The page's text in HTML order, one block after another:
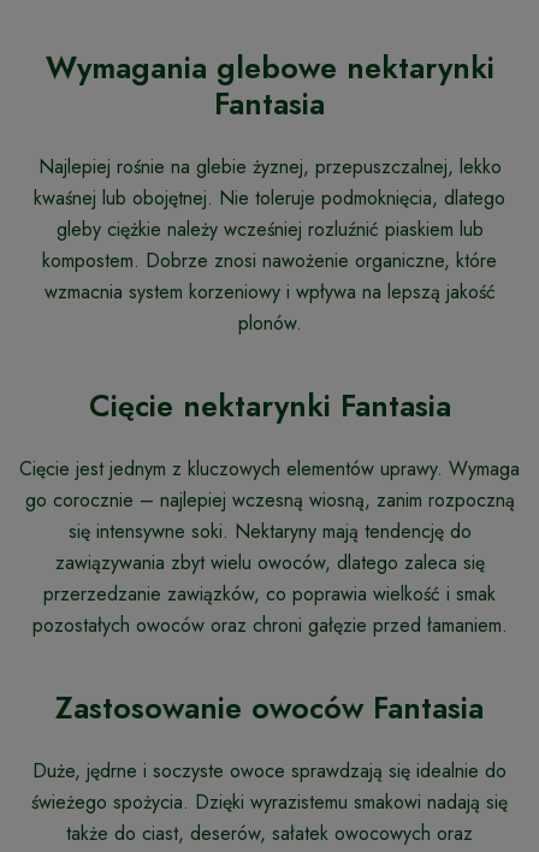
Wymagania glebowe nektarynki
Fantasia
Najlepiej rośnie na glebie żyznej, przepuszczalnej, lekko
kwaśnej lub obojętnej. Nie toleruje podmoknięcia, dlatego
gleby ciężkie należy wcześniej rozluźnić piaskiem lub
kompostem. Dobrze znosi nawożenie organiczne, które
wzmacnia system korzeniowy i wpływa na lepszą jakość
plonów.
Cięcie nektarynki Fantasia
Cięcie jest jednym z kluczowych elementów uprawy. Wymaga
go corocznie – najlepiej wczesną wiosną, zanim rozpoczną
się intensywne soki. Nektaryny mają tendencję do
zawiązywania zbyt wielu owoców, dlatego zaleca się
przerzedzanie zawiązków, co poprawia wielkość i smak
pozostałych owoców oraz chroni gałęzie przed łamaniem.
Zastosowanie owoców Fantasia
Duże, jędrne i soczyste owoce sprawdzają się idealnie do
świeżego spożycia. Dzięki wyrazistemu smakowi nadają się
także do ciast, deserów, sałatek owocowych oraz